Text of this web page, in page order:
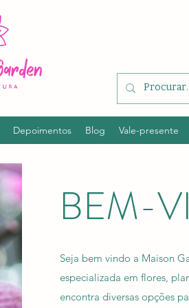
Depoimentos Blog Vale-presente
BEM-
Seja bem vindo a Maison
especializada em flores,
encontra diversas opções